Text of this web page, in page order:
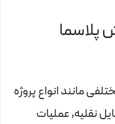
مانند انواع پروژه
نقلیه, عملیات